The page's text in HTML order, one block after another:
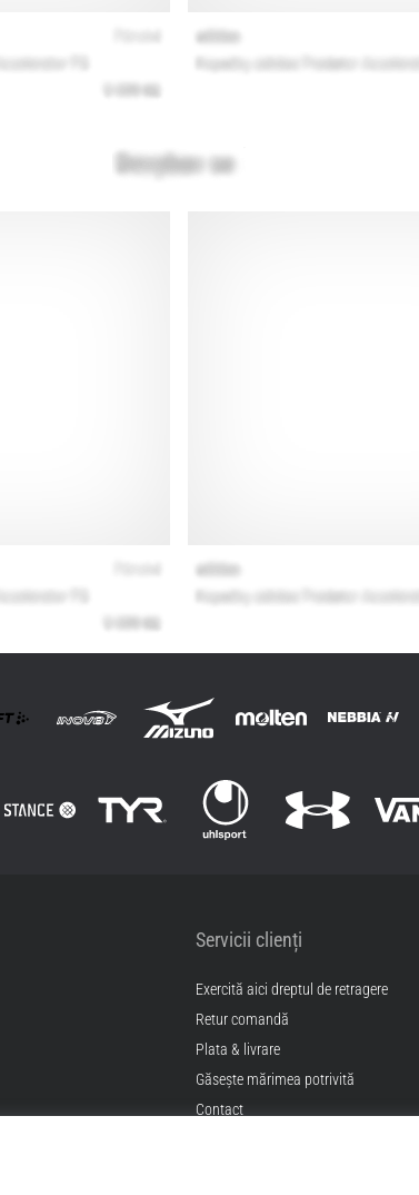
Servicii clienți
Exercită aici dreptul de retragere
Retur comandă
Plata & livrare
Găseşte mărimea potrivită
Contact